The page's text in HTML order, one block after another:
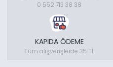
0 552 713 38 38
KAPIDA ÖDEME
Tüm alışverişlerde 35 TL